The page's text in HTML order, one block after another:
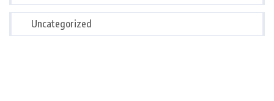
Uncategorized